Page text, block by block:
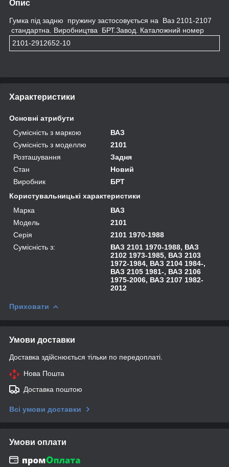
Опис
Гумка під задню пружину застосовується на Ваз 2101-2107
стандартна. Виробництва БРТ.Завод. Каталожний номер
2101-2912652-10
Характеристики
Основні атрибути
Сумісність з маркою
ВАЗ
Сумісність з моделлю
2101
Розташування
Задня
Стан
Новий
Виробник
БРТ
Користувальницькі характеристики
Марка
ВАЗ
Модель
2101
Серія
2101 1970-1988
Сумісність з:
ВАЗ 2101 1970-1988, ВАЗ
2102 1973-1985, ВАЗ 2103
1972-1984, ВАЗ 2104 1984-,
ВАЗ 2105 1981-, ВАЗ 2106
1975-2006, ВАЗ 2107 1982-
2012
Приховати
Умови доставки
Доставка здійснюється тільки по передоплаті.
Нова Пошта
Доставка поштою
Всі умови доставки
Умови оплати